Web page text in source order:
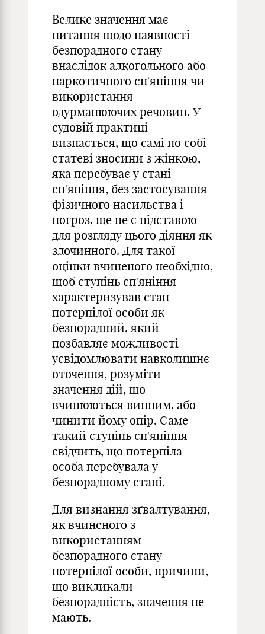
Велике значення має
питання щодо наявності
безпорадного стану
внаслідок алкогольного або
наркотичного сп'яніння чи
використання
одурманюючих речовин. У
судовій практиці
визнається, що самі по собі
статеві зносини з жінкою,
яка перебуває у стані
сп'яніння, без застосування
фізичного насильства і
погроз, ще не є підставою
для розгляду цього діяння як
злочинного. Для такої
оцінки вчиненого необхідно,
щоб ступінь сп'яніння
характеризував стан
потерпілої особи як
безпорадний, який
позбавляє можливості
усвідомлювати навколишнє
оточення, розуміти
значення дій, що
вчинюються винним, або
чинити йому опір. Саме
такий ступінь сп'яніння
свідчить, що потерпіла
особа перебувала у
безпорадному стані.
Для визнання зґвалтування,
як вчиненого з
використанням
безпорадного стану
потерпілої особи, причини,
що викликали
безпорадність, значення не
мають.